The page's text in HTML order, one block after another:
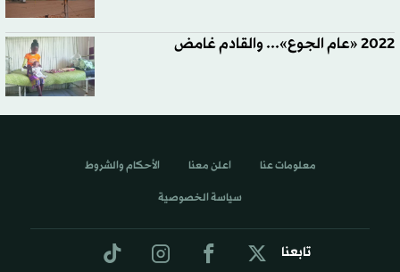
2022 «عام الجوع»... والقادم غامض
تابعنا
معلومات عنا اعلن معنا الأحكام والشروط
سياسة الخصوصية